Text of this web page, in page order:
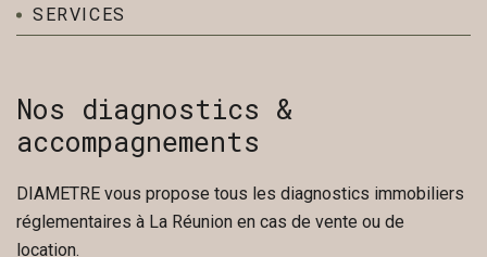
SERVICES
Nos diagnostics &
accompagnements
DIAMETRE vous propose tous les diagnostics immobiliers
réglementaires à La Réunion en cas de vente ou de
location.